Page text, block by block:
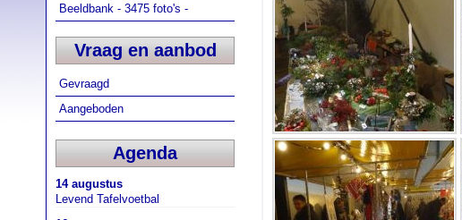
Beeldbank - 3475 foto's -
Vraag en aanbod
Gevraagd
Aangeboden
Agenda
14 augustus
Levend Tafelvoetbal